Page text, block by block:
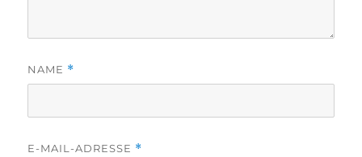
NAME *
E-MAIL-ADRESSE *